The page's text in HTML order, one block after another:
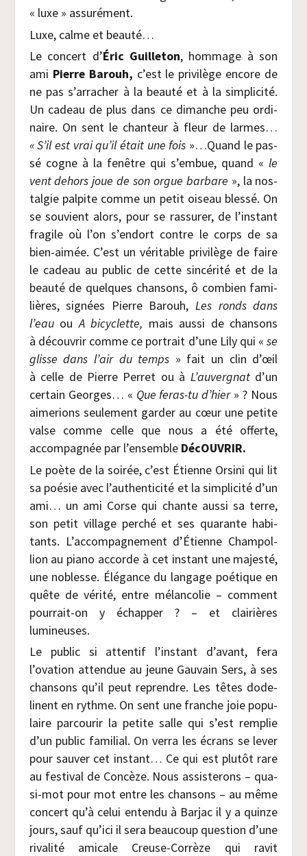
« luxe » assurément.
Luxe, calme et beauté…
Le concert d’Éric Guille­ton, hom­mage à son
ami Pierre Barouh, c’est le pri­vi­lège encore de
ne pas s’arracher à la beau­té et à la sim­pli­ci­té.
Un cadeau de plus dans ce dimanche peu ordi­
naire. On sent le chan­teur à fleur de larmes…
« S’il est vrai qu’il était une fois »…Quand le pas­
sé cogne à la fenêtre qui s’embue, quand «le
vent dehors joue de son orgue bar­bare », la nos­
tal­gie pal­pite comme un petit oiseau bles­sé. On
se sou­vient alors, pour se ras­su­rer, de l’instant
fra­gile où l’on s’endort contre le corps de sa
bien-aimée. C’est un véri­table pri­vi­lège de faire
le cadeau au public de cette sin­cé­ri­té et de la
beau­té de quelques chan­sons, ô com­bien fami­
lières, signées Pierre Barouh,Les ronds dans
l’eauouA bicy­clette, mais aus­si de chan­sons
à décou­vrir comme ce por­trait d’une Lily qui «se
glisse dans l’air du temps » fait un clin d’œil
à celle de Pierre Per­ret ou à L’auvergnatd’un
cer­tain Georges… « Que feras-tu d’hier» ? Nous
aime­rions seule­ment gar­der au cœur une petite
valse comme celle que nous a été offerte,
accom­pa­gnée par l’ensemble DécOU­VRIR.
Le poète de la soi­rée, c’est Étienne Orsi­ni qui lit
sa poé­sie avec l’authenticité et la sim­pli­ci­té d’un
ami… un ami Corse qui chante aus­si sa terre,
son petit vil­lage per­ché et ses qua­rante habi­
tants. L’accompagnement d’Étienne Cham­pol­
lion au pia­no accorde à cet ins­tant une majes­té,
une noblesse. Élé­gance du lan­gage poé­tique en
quête de véri­té, entre mélan­co­lie – com­ment
pour­rait-on y échap­per ? – et clai­rières
lumineuses.
Le public si atten­tif l’instant d’avant, fera
l’ovation atten­due au jeune Gau­vain Sers, à ses
chan­sons qu’il peut reprendre. Les têtes dode­
linent en rythme. On sent une franche joie popu­
laire par­cou­rir la petite salle qui s’est rem­plie
d’un public fami­lial. On ver­ra les écrans se lever
pour sau­ver cet ins­tant… Ce qui est plu­tôt rare
au fes­ti­val de Concèze. Nous assis­te­rons – qua­
si-mot pour mot entre les chan­sons – au même
concert qu’à celui enten­du à Bar­jac il y a quinze
jours, sauf qu’ici il sera beau­coup ques­tion d’une
riva­li­té ami­cale Creuse-Cor­rèze qui ravit